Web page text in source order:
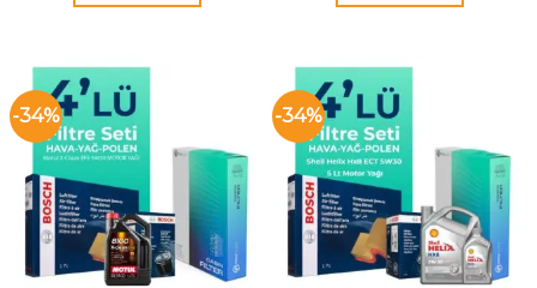
-34% -34%